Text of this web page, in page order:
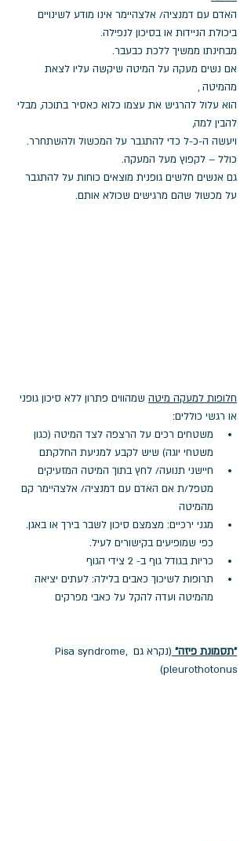
האדם עם דמנציה/ אלצהיימר אינו מודע לשינויים
ביכולת הניידות או בסיכון לנפילה.
מבחינתו ממשיך ללכת כבעבר.
אם נשים מעקה על המיטה שיקשה עליו לצאת
מהמיטה ,
הוא עלול להרגיש את עצמו כלוא כאסיר בתוכה, מבלי
להבין למה,
ויעשה ה-כ-ל כדי להתגבר על המכשול ולהשתחרר.
כולל – לקפוץ מעל המעקה.
גם אנשים חלשים גופנית מוצאים כוחות על להתגבר
על מכשול שהם מרגישים שכולא אותם.
חלופות למעקה מיטה שמהווים פתרון ללא סיכון גופני
או רגשי כוללים:
משטחים רכים על הרצפה לצד המיטה (כגון
משטחי יוגה) שיש לקבע למניעת החלקתם
חיישני תנועה/ לחץ בתוך המיטה המזעיקים
מטפל/ת אם האדם עם דמנציה/ אלצהיימר קם
מהמיטה
מגני ירכיים: מצמצם סיכון לשבר בירך או באגן.
כפי שמופיעים בקישורים לעיל.
כריות בגודל גוף ב- 2 צידי הגוף
תרופות לשיכוך כאבים בלילה: לעתים יציאה
מהמיטה ועדה להקל על כאבי מפרקים
"תסמונת פיזה"
(נקרא גם Pisa syndrome,
pleurothotonus)